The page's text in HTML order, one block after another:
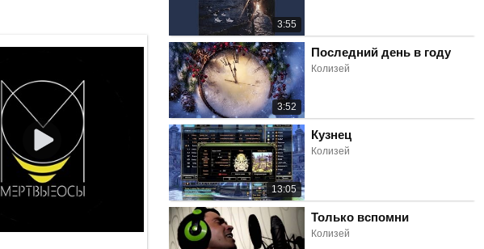
3:55
3:52
Последний день в году
Колизей
13:05
Кузнец
Колизей
Только вспомни
Колизей